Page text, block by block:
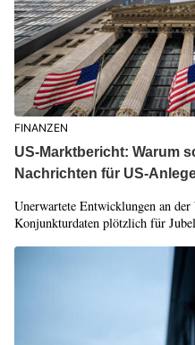
FINANZEN
US-Marktbericht: Warum
Nachrichten für US-
Unerwartete Entwicklungen an
Konjunkturdaten plötzlich für